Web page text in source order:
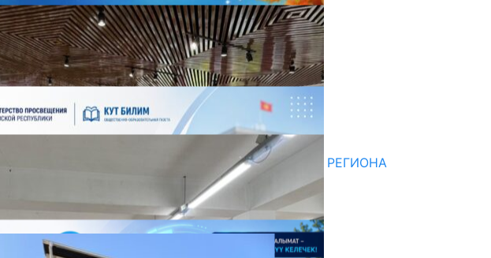
Последние новости
НЕДЕЛЯ В ОБЗОРЕ
07.08.2026
ДЛЯ МЕТОДИСТОВ ЮЖНОГО РЕГИОНА
НАЧАЛОСЬ ОБУЧЕНИЕ
05.08.2026
НЕДЕЛЯ В ОБЗОРЕ